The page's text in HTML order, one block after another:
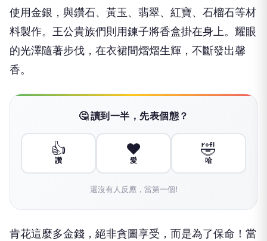
使用金銀，與鑽石、黃玉、翡翠、紅寶、石榴石等材
料製作。王公貴族們則用鍊子將香盒掛在身上。耀眼
的光澤隨著步伐，在衣裙間熠熠生輝，不斷發出馨
香。
🤔 讀到一半，先表個態？
👍
讚
❤️
愛
🤣
哈
還沒有人反應，當第一個!
肯花這麼多金錢，絕非貪圖享受，而是為了保命！當